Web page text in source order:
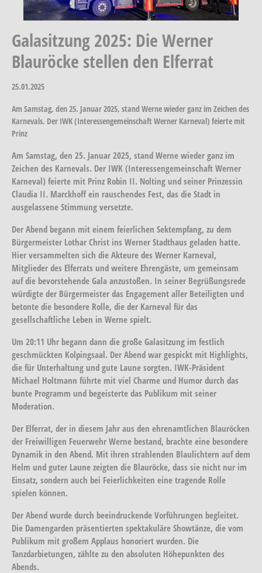
Galasitzung 2025: Die Werner
Blauröcke stellen den Elferrat
25.01.2025
Am Samstag, den 25. Januar 2025, stand Werne wieder ganz im Zeichen des
Karnevals. Der IWK (Interessengemeinschaft Werner Karneval) feierte mit
Prinz
Am Samstag, den 25. Januar 2025, stand Werne wieder ganz im
Zeichen des Karnevals. Der IWK (Interessengemeinschaft Werner
Karneval) feierte mit Prinz Robin II. Nolting und seiner Prinzessin
Claudia II. Marckhoff ein rauschendes Fest, das die Stadt in
ausgelassene Stimmung versetzte.
Der Abend begann mit einem feierlichen Sektempfang, zu dem
Bürgermeister Lothar Christ ins Werner Stadthaus geladen hatte.
Hier versammelten sich die Akteure des Werner Karneval,
Mitglieder des Elferrats und weitere Ehrengäste, um gemeinsam
auf die bevorstehende Gala anzustoßen. In seiner Begrüßungsrede
würdigte der Bürgermeister das Engagement aller Beteiligten und
betonte die besondere Rolle, die der Karneval für das
gesellschaftliche Leben in Werne spielt.
Um 20:11 Uhr begann dann die große Galasitzung im festlich
geschmückten Kolpingsaal. Der Abend war gespickt mit Highlights,
die für Unterhaltung und gute Laune sorgten. IWK-Präsident
Michael Holtmann führte mit viel Charme und Humor durch das
bunte Programm und begeisterte das Publikum mit seiner
Moderation.
Der Elferrat, der in diesem Jahr aus den ehrenamtlichen Blauröcken
der Freiwilligen Feuerwehr Werne bestand, brachte eine besondere
Dynamik in den Abend. Mit ihren strahlenden Blaulichtern auf dem
Helm und guter Laune zeigten die Blauröcke, dass sie nicht nur im
Einsatz, sondern auch bei Feierlichkeiten eine tragende Rolle
spielen können.
Der Abend wurde durch beeindruckende Vorführungen begleitet.
Die Damengarden präsentierten spektakuläre Showtänze, die vom
Publikum mit großem Applaus honoriert wurden. Die
Tanzdarbietungen, zählte zu den absoluten Höhepunkten des
Abends.